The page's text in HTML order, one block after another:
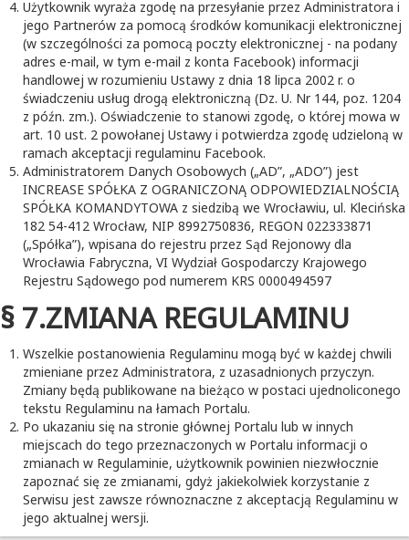
Użytkownik wyraża zgodę na przesyłanie przez Administratora i
jego Partnerów za pomocą środków komunikacji elektronicznej
(w szczególności za pomocą poczty elektronicznej - na podany
adres e-mail, w tym e-mail z konta Facebook) informacji
handlowej w rozumieniu Ustawy z dnia 18 lipca 2002 r. o
świadczeniu usług drogą elektroniczną (Dz. U. Nr 144, poz. 1204
z późn. zm.). Oświadczenie to stanowi zgodę, o której mowa w
art. 10 ust. 2 powołanej Ustawy i potwierdza zgodę udzieloną w
ramach akceptacji regulaminu Facebook.
Administratorem Danych Osobowych („AD”, „ADO”) jest
INCREASE SPÓŁKA Z OGRANICZONĄ ODPOWIEDZIALNOŚCIĄ
SPÓŁKA KOMANDYTOWA z siedzibą we Wrocławiu, ul. Klecińska
182 54-412 Wrocław, NIP 8992750836, REGON 022333871
(„Spółka”), wpisana do rejestru przez Sąd Rejonowy dla
Wrocławia Fabryczna, VI Wydział Gospodarczy Krajowego
Rejestru Sądowego pod numerem KRS 0000494597
§ 7.ZMIANA REGULAMINU
Wszelkie postanowienia Regulaminu mogą być w każdej chwili
zmieniane przez Administratora, z uzasadnionych przyczyn.
Zmiany będą publikowane na bieżąco w postaci ujednoliconego
tekstu Regulaminu na łamach Portalu.
Po ukazaniu się na stronie głównej Portalu lub w innych
miejscach do tego przeznaczonych w Portalu informacji o
zmianach w Regulaminie, użytkownik powinien niezwłocznie
zapoznać się ze zmianami, gdyż jakiekolwiek korzystanie z
Serwisu jest zawsze równoznaczne z akceptacją Regulaminu w
jego aktualnej wersji.